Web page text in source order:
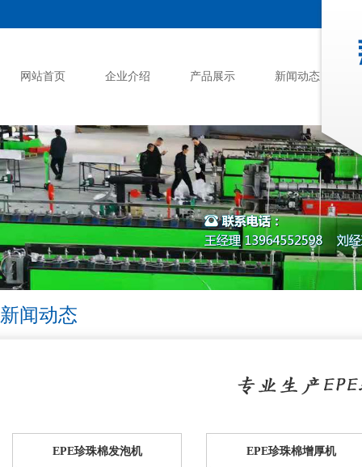
网站首页 企业介绍 产品展示 新闻动态
新闻动态
EPE珍珠棉发泡机 EPE珍珠棉增厚机